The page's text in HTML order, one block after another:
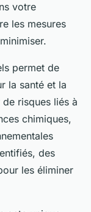
votre
les mesures
permet de
la santé et la
risques liés à
chimiques,
des
les éliminer